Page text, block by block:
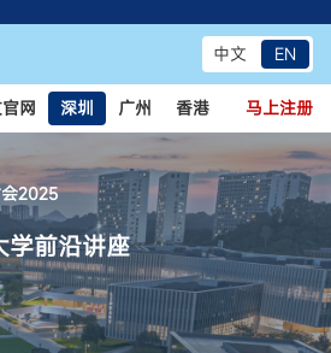
中文 EN
网 深圳 广州 香港 马上注册
2025
前沿讲座